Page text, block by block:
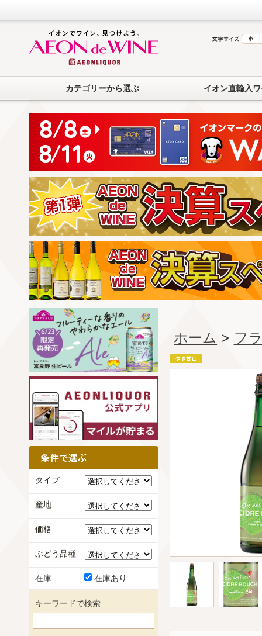
カテゴリーから選ぶ イオン直輸入
ホーム > フ
タイプ
産地
価格
ぶどう品種
在庫 在庫あり
キーワードで検索